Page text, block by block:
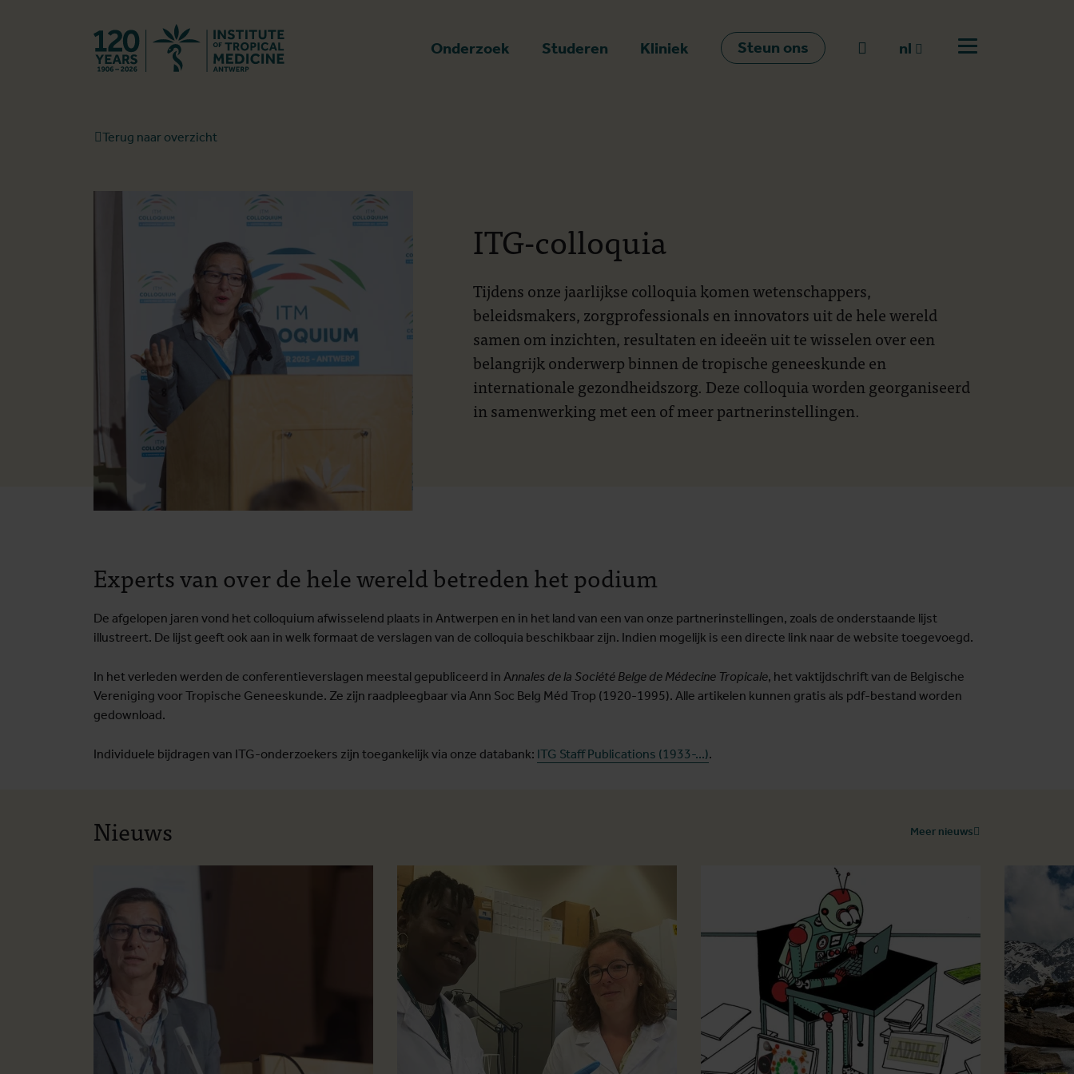
Onderzoek Studeren Kliniek Steun ons Naar zoeken
nl
Open menu
Terug naar overzicht
ITG-colloquia
Tijdens onze jaarlijkse colloquia komen wetenschappers,
beleidsmakers, zorgprofessionals en innovators uit de hele wereld
samen om inzichten, resultaten en ideeën uit te wisselen over een
belangrijk onderwerp binnen de tropische geneeskunde en
internationale gezondheidszorg. Deze colloquia worden georganiseerd
in samenwerking met een of meer partnerinstellingen.
Experts van over de hele wereld betreden het podium
De afgelopen jaren vond het colloquium afwisselend plaats in Antwerpen en in het land van een van onze partnerinstellingen, zoals de onderstaande lijst
illustreert. De lijst geeft ook aan in welk formaat de verslagen van de colloquia beschikbaar zijn. Indien mogelijk is een directe link naar de website toegevoegd.
In het verleden werden de conferentieverslagen meestal gepubliceerd in Annales de la Société Belge de Médecine Tropicale, het vaktijdschrift van de Belgische
Vereniging voor Tropische Geneeskunde. Ze zijn raadpleegbaar via Ann Soc Belg Méd Trop (1920-1995). Alle artikelen kunnen gratis als pdf-bestand worden
gedownload.
Individuele bijdragen van ITG-onderzoekers zijn toegankelijk via onze databank: ITG Staff Publications (1933-...).
Nieuws Meer nieuws